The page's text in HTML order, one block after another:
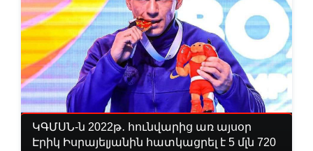
ԿԳՄՍՆ-ն 2022թ․ հունվարից առ այսօր
Էրիկ Իսրայելյանին հատկացրել է 5 մլն 720